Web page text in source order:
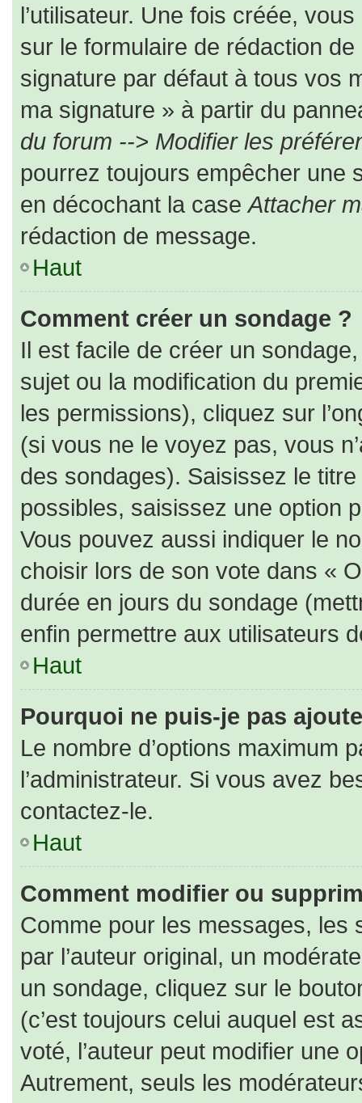
l’utilisateur. Une fois créée,
sur le formulaire de rédaction
signature par défaut à tous vos
ma signature » à partir du
du forum --> Modifier les
pourrez toujours empêcher une
en décochant la caseAttacher
rédaction de message.
Haut
Comment créer un sondage ?
Il est facile de créer un
sujet ou la modification du
les permissions), cliquez sur
(si vous ne le voyez pas, vous
des sondages). Saisissez le
possibles, saisissez une option
Vous pouvez aussi indiquer le
choisir lors de son vote dans «
durée en jours du sondage
enfin permettre aux utilisateurs
Haut
Pourquoi ne puis-je pas
Le nombre d’options maximum
l’administrateur. Si vous avez
contactez-le.
Haut
Comment modifier ou
Comme pour les messages, les
par l’auteur original, un
un sondage, cliquez sur le
(c’est toujours celui auquel est
voté, l’auteur peut modifier une
Autrement, seuls les